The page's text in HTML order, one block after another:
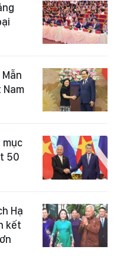
mục
50
Hạ
kết